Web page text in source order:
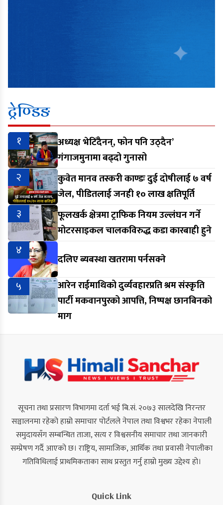
ट्रेण्डिङ
१
अध्यक्ष भेटिँदैनन्, फोन पनि उठ्दैन’
गंगाजमुनामा बढ्दो गुनासो
२
कुवेत मानव तस्करी काण्डः दुई दोषीलाई ७ वर्ष
जेल, पीडितलाई जनही १० लाख क्षतिपूर्ति
३
फूलखर्क क्षेत्रमा ट्राफिक नियम उल्लंघन गर्ने
मोटरसाइकल चालकविरुद्ध कडा कारबाही हुने
४
दलिए ब्यबस्था खतरामा पर्नसक्ने
५
आरेन राईमाथिको दुर्व्यवहारप्रति श्रम संस्कृति
पार्टी मकवानपुरको आपत्ति, निष्पक्ष छानबिनको
माग
सूचना तथा प्रसारण विभागमा दर्ता भई बि.सं. २०७३ सालदेखि निरन्तर
सञ्चालनमा रहेको हाम्रो समाचार पोर्टलले नेपाल तथा विश्वभर रहेका नेपाली
समुदायसँग सम्बन्धित ताजा, सत्य र विश्वसनीय समाचार तथा जानकारी
सम्प्रेषण गर्दै आएको छ। राष्ट्रिय, सामाजिक, आर्थिक तथा प्रवासी नेपालीका
गतिविधिलाई प्राथमिकताका साथ प्रस्तुत गर्नु हाम्रो मुख्य उद्देश्य हो।
Quick Link